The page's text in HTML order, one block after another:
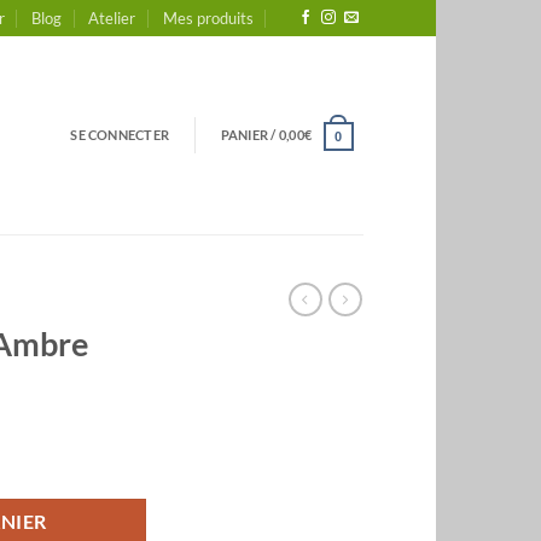
Blog Atelier Mes produits
SE CONNECTER PANIER /0,00€ 0